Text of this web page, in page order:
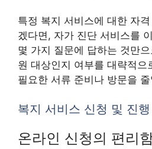
특정 복지 서비스에 대한 자
겠다면, 자가 진단 서비스를
몇 가지 질문에 답하는 것만
원 대상인지 여부를 대략적으
필요한 서류 준비나 방문을
복지 서비스 신청 및 진
온라인 신청의 편리